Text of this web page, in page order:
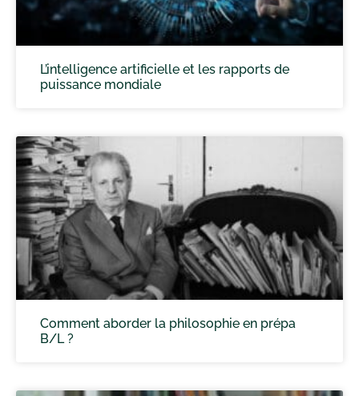
L’intelligence artificielle et les rapports de
puissance mondiale
Comment aborder la philosophie en prépa
B/L ?